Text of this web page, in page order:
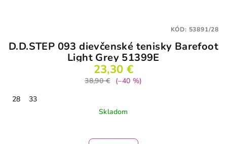
D.D.STEP 093 dievčenské tenisky Barefoot
Light Grey 51399E
23,30 €
38,90 €
(–40 %)
28
33
Skladom
KÓD: 53891/28